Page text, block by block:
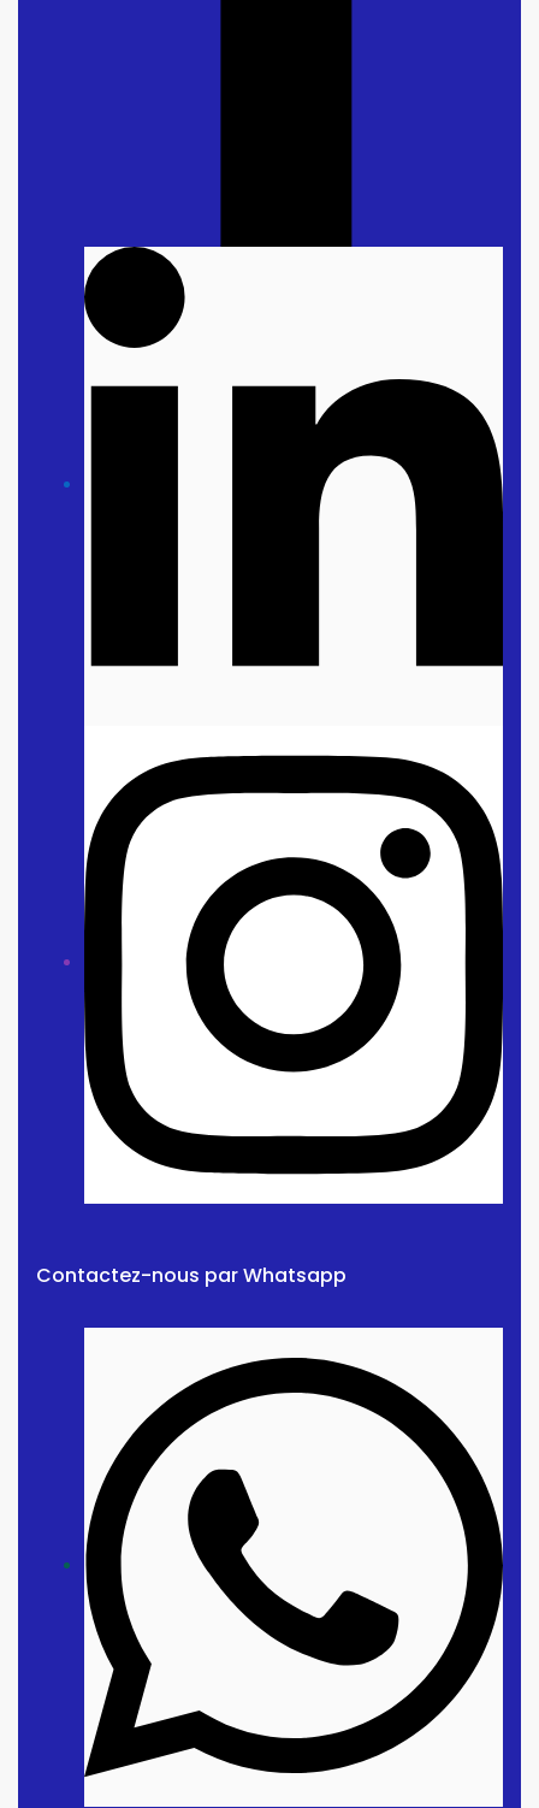
Contactez-nous par Whatsapp